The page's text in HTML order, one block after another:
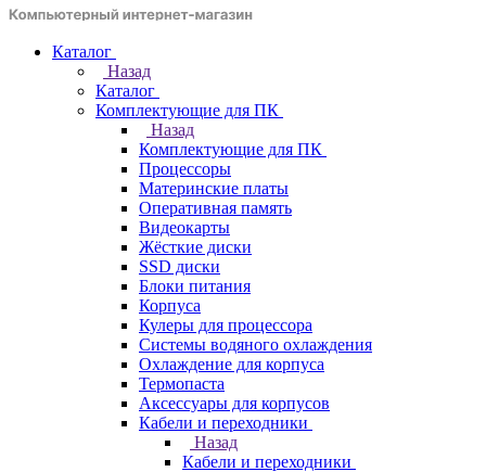
Каталог
Назад
Каталог
Комплектующие для ПК
Назад
Комплектующие для ПК
Процессоры
Материнские платы
Оперативная память
Видеокарты
Жёсткие диски
SSD диски
Блоки питания
Корпуса
Кулеры для процессора
Системы водяного охлаждения
Охлаждение для корпуса
Термопаста
Аксессуары для корпусов
Кабели и переходники
Назад
Кабели и переходники